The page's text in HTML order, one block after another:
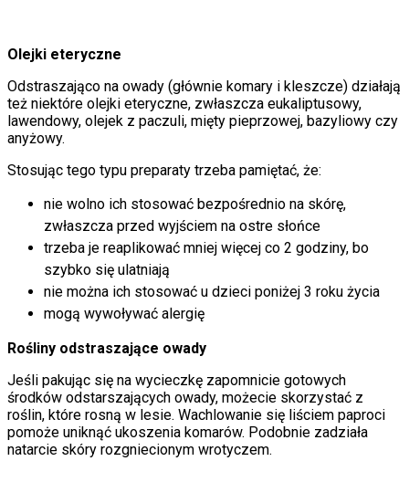
Olejki eteryczne
Odstraszająco na owady (głównie komary i kleszcze) działają
też niektóre olejki eteryczne, zwłaszcza eukaliptusowy,
lawendowy, olejek z paczuli, mięty pieprzowej, bazyliowy czy
anyżowy.
Stosując tego typu preparaty trzeba pamiętać, że:
nie wolno ich stosować bezpośrednio na skórę,
zwłaszcza przed wyjściem na ostre słońce
trzeba je reaplikować mniej więcej co 2 godziny, bo
szybko się ulatniają
nie można ich stosować u dzieci poniżej 3 roku życia
mogą wywoływać alergię
Rośliny odstraszające owady
Jeśli pakując się na wycieczkę zapomnicie gotowych
środków odstarszających owady, możecie skorzystać z
roślin, które rosną w lesie. Wachlowanie się liściem paproci
pomoże uniknąć ukoszenia komarów. Podobnie zadziała
natarcie skóry rozgniecionym wrotyczem.